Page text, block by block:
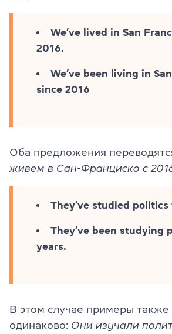
We’ve lived in San
2016.
We’ve been living in
since 2016
Оба предложения
живем в Сан-Франциско с
They’ve studied politics
They’ve been studying
years.
В этом случае примеры также
одинаково: Они изучали